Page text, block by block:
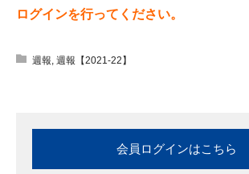
ログインを行ってください。
週報, 週報【2021-22】
会員ログインはこちら